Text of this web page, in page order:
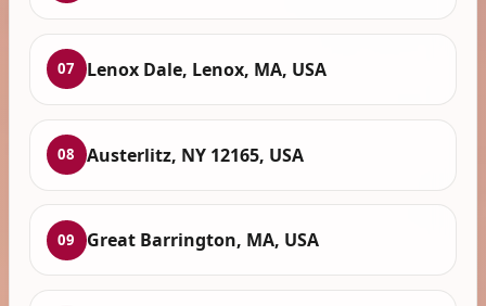
07 Lenox Dale, Lenox, MA, USA
08 Austerlitz, NY 12165, USA
09 Great Barrington, MA, USA